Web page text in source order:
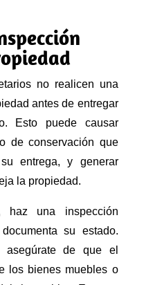
no realicen una
antes de entregar
Esto puede causar
de conservación que
entrega, y generar
la propiedad.
haz una inspección
su estado.
asegúrate de que el
los bienes muebles o